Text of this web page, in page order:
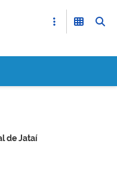
de Jataí